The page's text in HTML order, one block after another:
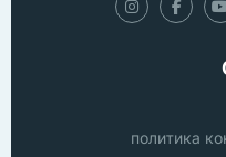
политика